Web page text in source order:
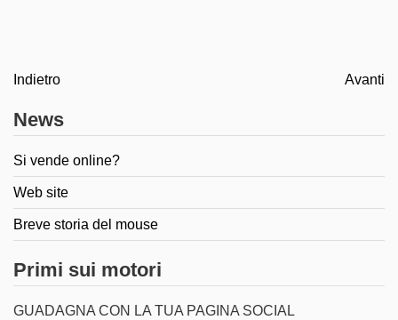
Indietro Avanti
News
Si vende online?
Web site
Breve storia del mouse
Primi sui motori
GUADAGNA CON LA TUA PAGINA SOCIAL